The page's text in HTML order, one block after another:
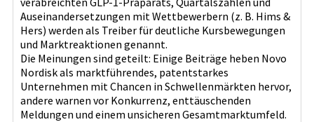
Auseinandersetzungen mit Wettbewerbern (z. B. Hims &
Hers) werden als Treiber für deutliche Kursbewegungen
und Marktreaktionen genannt.
Die Meinungen sind geteilt: Einige Beiträge heben Novo
Nordisk als marktführendes, patentstarkes
Unternehmen mit Chancen in Schwellenmärkten hervor,
andere warnen vor Konkurrenz, enttäuschenden
Meldungen und einem unsicheren Gesamtmarktumfeld.